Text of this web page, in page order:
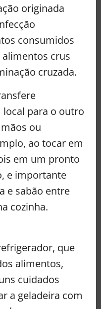
originada
consumidos
alimentos crus
cruzada.
para o outro
ou
ao tocar em
em um pronto
e importante
e sabão entre
cozinha.
que
alimentos,
cuidados
a geladeira com